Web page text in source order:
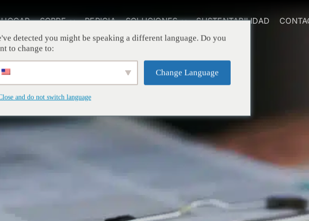
HOGAR SOBRE PERICIA SOLUCIONES SUSTENTABILIDAD
detected you might be speaking a different language. Do you
to change to:
Change Language
and do not switch language